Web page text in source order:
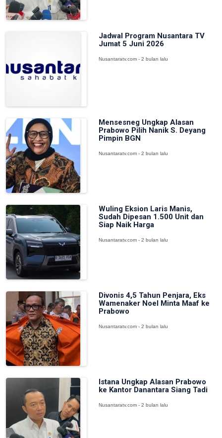
Jadwal Program Nusantara TV
Jumat 5 Juni 2026
Nusantaratv.com - 2 bulan lalu
Mensesneg Ungkap Alasan
Prabowo Pilih Nanik S. Deyang
Pimpin BGN
Nusantaratv.com - 2 bulan lalu
Wuling Eksion Laris Manis,
Sudah Dipesan 1.500 Unit dan
Siap Naik Harga
Nusantaratv.com - 2 bulan lalu
Divonis 4,5 Tahun Penjara, Eks
Wamenaker Noel Minta Maaf ke
Prabowo
Nusantaratv.com - 2 bulan lalu
Istana Ungkap Alasan Prabowo
ke Kantor Danantara Siang Tadi
Nusantaratv.com - 2 bulan lalu